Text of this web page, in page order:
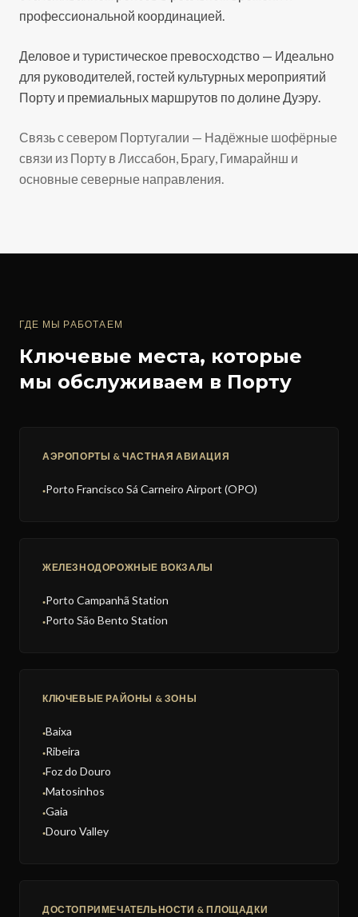
профессиональной координацией.
Деловое и туристическое превосходство — Идеально
для руководителей, гостей культурных мероприятий
Порту и премиальных маршрутов по долине Дуэру.
Связь с севером Португалии — Надёжные шофёрные
связи из Порту в Лиссабон, Брагу, Гимарайнш и
основные северные направления.
ГДЕ МЫ РАБОТАЕМ
Ключевые места, которые
мы обслуживаем в Порту
АЭРОПОРТЫ & ЧАСТНАЯ АВИАЦИЯ
●Porto Francisco Sá Carneiro Airport (OPO)
ЖЕЛЕЗНОДОРОЖНЫЕ ВОКЗАЛЫ
●Porto Campanhã Station
●Porto São Bento Station
КЛЮЧЕВЫЕ РАЙОНЫ & ЗОНЫ
●Baixa
●Ribeira
●Foz do Douro
●Matosinhos
●Gaia
●Douro Valley
ДОСТОПРИМЕЧАТЕЛЬНОСТИ & ПЛОЩАДКИ